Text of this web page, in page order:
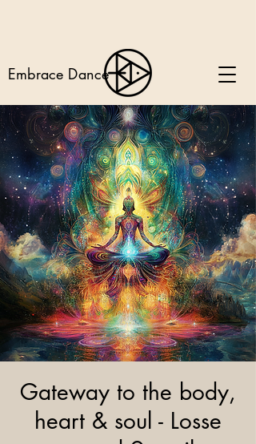
Embrace Dance
Gateway to the body,
heart & soul - Losse